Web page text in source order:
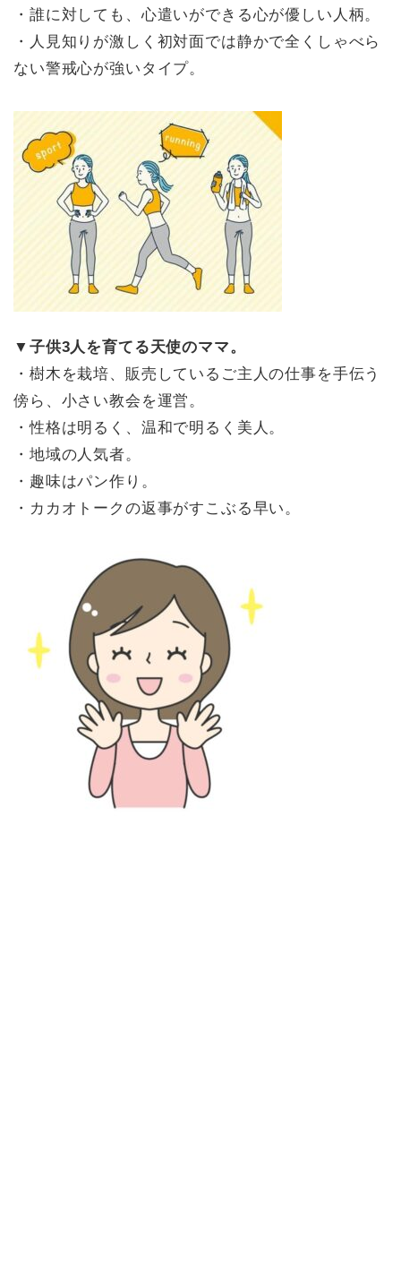
・誰に対しても、心遣いができる心が優しい人柄。
・人見知りが激しく初対面では静かで全くしゃべら
ない警戒心が強いタイプ。
▼子供3人を育てる天使のママ。
・樹木を栽培、販売しているご主人の仕事を手伝う
傍ら、小さい教会を運営。
・性格は明るく、温和で明るく美人。
・地域の人気者。
・趣味はパン作り。
・カカオトークの返事がすこぶる早い。